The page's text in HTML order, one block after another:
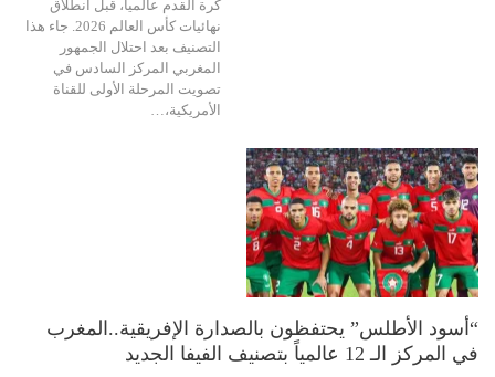
كرة القدم عالميا، قبل انطلاق
نهائيات كأس العالم 2026. جاء هذا
التصنيف بعد احتلال الجمهور
المغربي المركز السادس في
تصويت المرحلة الأولى للقناة
الأمريكية،…
“أسود الأطلس” يحتفظون بالصدارة الإفريقية..المغرب
في المركز الـ 12 عالمياً بتصنيف الفيفا الجديد